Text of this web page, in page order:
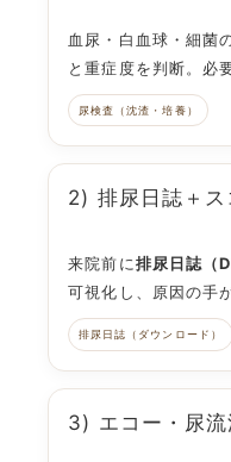
血尿・白血球・細菌
と重症度を判断。必
尿検査（沈渣・培養）
2) 排尿日誌＋ス
来院前に排尿日誌（
可視化し、原因の手
排尿日誌（ダウンロード）
3) エコー・尿流